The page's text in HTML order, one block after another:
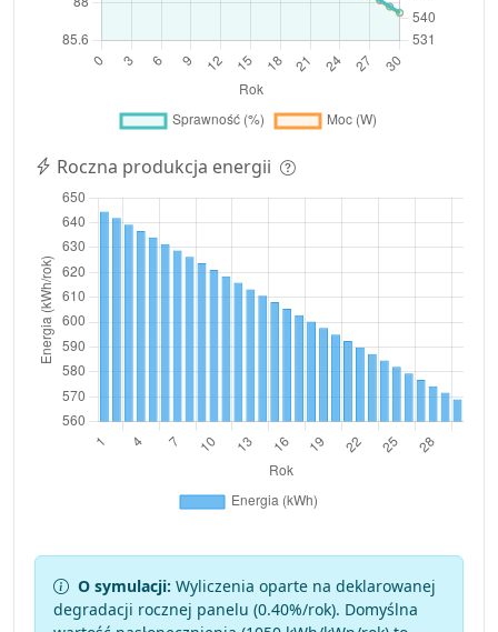
Roczna produkcja energii
O symulacji: Wyliczenia oparte na deklarowanej
degradacji rocznej panelu (0.40%/rok). Domyślna